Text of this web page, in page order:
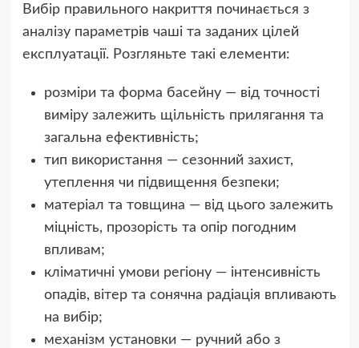
Вибір правильного накриття починається з
аналізу параметрів чаші та заданих цілей
експлуатації. Розгляньте такі елементи:
розміри та форма басейну — від точності
виміру залежить щільність прилягання та
загальна ефективність;
тип використання — сезонний захист,
утеплення чи підвищення безпеки;
матеріал та товщина — від цього залежить
міцність, прозорість та опір погодним
впливам;
кліматичні умови регіону — інтенсивність
опадів, вітер та сонячна радіація впливають
на вибір;
механізм установки — ручний або з